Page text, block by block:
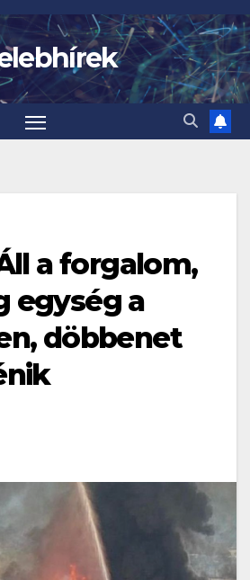
a forgalom,
egység a
döbbenet